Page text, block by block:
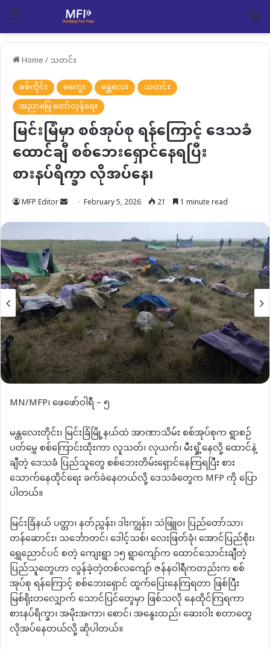
Menu
Home/သတင်း
စစ်ကိုင်း
မကွေး မန္တလေး
သတင်း
အညာမြေ တော်လှန်ရေး
မြင်းမြံမှာ စစ်အုပ်စု ရန်ကြောင့် ဒေသခံ
ထောင်ချီ စစ်ဘေးရှောင်နေရပြီး
စားနပ်ရိက္ခာ လိုအပ်နေ၊
MFP Editor SendFebruary 5, 2026 21 1 minute read
MN/MFP၊ ဖေဖော်ဝါရီ – ၅
မန္တလေးတိုင်း၊ မြင်းခြံမြို့နယ်ထဲ အာဏာသိမ်း စစ်အုပ်စုက ရွာစဉ်
ပတ်မွှေ စစ်ကြောင်းထိုးကာ လူသတ်၊ လုယက်၊ မီးရှို့နေလို့ ထောင်နဲ့
ချီတဲ့ ဒေသခံ ပြည်သူတွေ စစ်ဘေးတိမ်းရှောင်နေကြရပြီး စား
သောက်နေထိုင်ရေး ခက်ခဲနေတယ်လို့ ဒေသခံတွေက MFP ကို ပြော
ပါတယ်။
မြင်းခြံနယ် ပတ္တာ၊ နတ်ညွှန်း၊ ဒါးကျွန်း၊ သဲဖြူဝ၊ ပြည်တော်သာ၊
တန်ဆောင်း၊ သင်္ဘောတင်၊ ဒေါင့်သစ်၊ လေးဖြတ်ခုံ၊ အောင်ပြည်စိုး၊
ရွှေညောင်ပင် စတဲ့ ကျေးရွာ ၁၅ ရွာကျော်က ထောင်သောင်းချီတဲ့
ပြည်သူတွေဟာ လွန်ခဲ့တဲ့တစ်လကျော် ဇန်နဝါရီကတည်းက စစ်
အုပ်စု ရန်ကြောင့် စစ်ဘေးရှောင် ထွက်ပြေးနေကြရတာ ဖြစ်ပြီး
မြစ်ရိုးတလျှောက် သောင်ပြင်တွေမှာ ဖြစ်သလို နေထိုင်ကြရကာ
စားနပ်ရိက္ခာ၊ အမိုးအကာ၊ စောင်၊ အနွေးထည်၊ ဆေးဝါး စတာတွေ
လိုအပ်နေတယ်လို့ ဆိုပါတယ်။